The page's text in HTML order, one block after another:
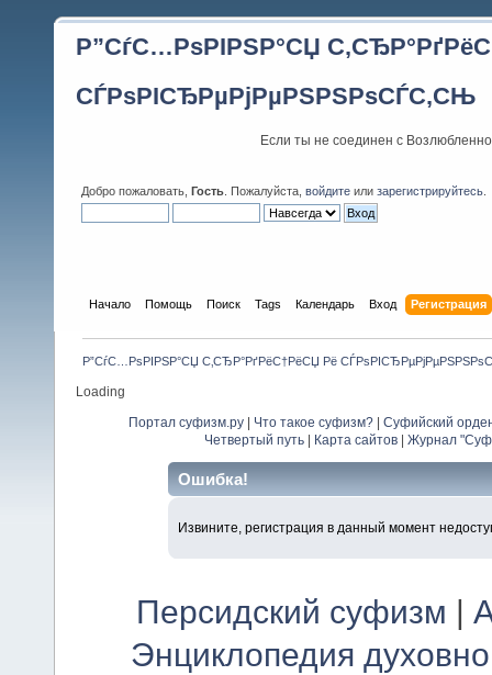
Р”СѓС…РѕРІРЅР°СЏ
СЃРѕРІСЂРµРјРµРЅРЅРѕСЃС‚СЊ
Если ты не соединен с
Добро пожаловать, Гость . Пожалуйста, войдите или зарегистрируйтесь
Начало Помощь Поиск Tags Календарь Вход Регистрация
Р”СѓС…РѕРІРЅР°СЏ С‚СЂР°РґРёС†РёСЏ Рё
Loading
Портал суфизм.ру Что такое суфизм?
Суфийский
Четвертый путь| Карта сайтов| Журнал
Ошибка!
Извините, регистрация в данный момент
Персидский суфизм |
Энциклопедия